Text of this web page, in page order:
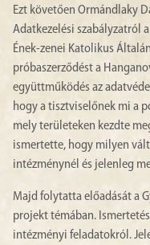
Ezt követően Ormándlaky
Adatkezelési szabályzatról
Ének-zenei Katolikus
próbaszerződést a
együttműködés az
hogy a tisztviselőnek mi a
mely területeken kezdte
ismertette, hogy milyen
intézménynél és jelenleg
Majd folytatta előadását a
projekt témában.
intézményi feladatokról.